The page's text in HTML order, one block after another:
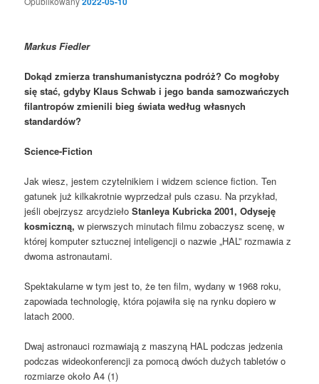
Markus Fiedler
Dokąd zmierza transhumanistyczna podróż? Co mogłoby
się stać, gdyby Klaus Schwab i jego banda samozwańczych
filantropów zmienili bieg świata według własnych
standardów?
Science-Fiction
Jak wiesz, jestem czytelnikiem i widzem science fiction. Ten
gatunek już kilkakrotnie wyprzedzał puls czasu. Na przykład,
jeśli obejrzysz arcydziełoStanleya Kubricka 2001, Odyseję
kosmiczną, w pierwszych minutach filmu zobaczysz scenę, w
której komputer sztucznej inteligencji o nazwie „HAL” rozmawia z
dwoma astronautami.
Spektakularne w tym jest to, że ten film, wydany w 1968 roku,
zapowiada technologię, która pojawiła się na rynku dopiero w
latach 2000.
Dwaj astronauci rozmawiają z maszyną HAL podczas jedzenia
podczas wideokonferencji za pomocą dwóch dużych tabletów o
rozmiarze około A4 (1)